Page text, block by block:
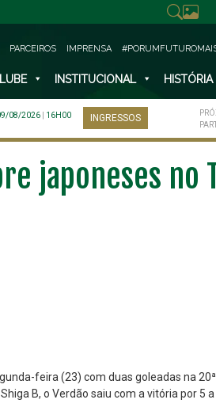
PARCEIROS IMPRENSA
INSTITUCIONAL HISTÓRIA
08/2026
16H00
INGRESSOS
japoneses no
feira (23) com duas goleadas na
B, o Verdão saiu com a vitória por 5